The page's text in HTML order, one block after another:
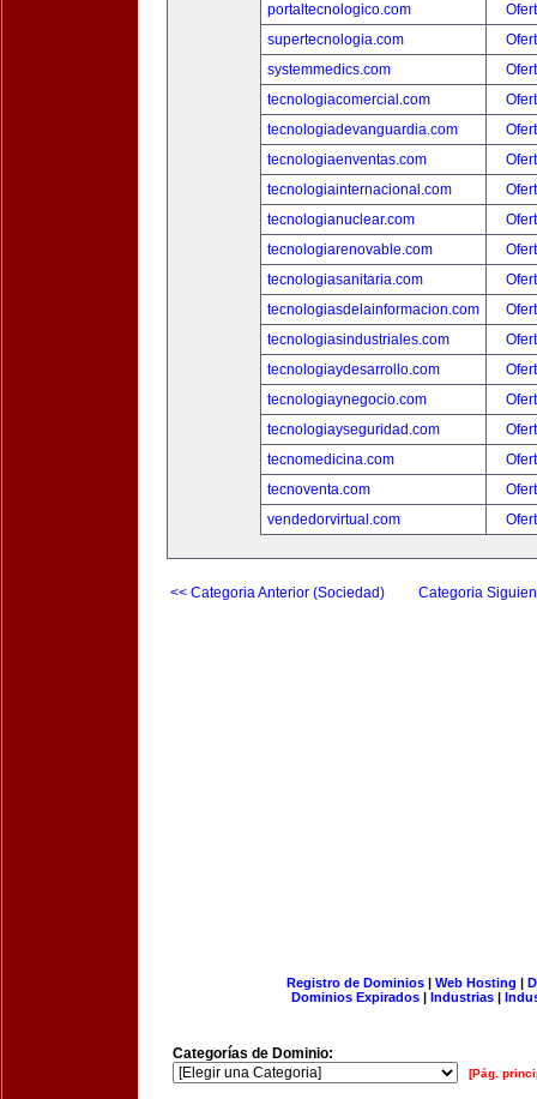
portaltecnologico.com
supertecnologia.com
systemmedics.com
tecnologiacomercial.com
tecnologiadevanguardia.com
tecnologiaenventas.com
tecnologiainternacional.com
tecnologianuclear.com
tecnologiarenovable.com
tecnologiasanitaria.com
tecnologiasdelainformacion.com
tecnologiasindustriales.com
tecnologiaydesarrollo.com
tecnologiaynegocio.com
tecnologiayseguridad.com
tecnomedicina.com
tecnoventa.com
vendedorvirtual.com
<< Categoria Anterior (Sociedad) Categoria
Registro de Dominios| Web Hosting |
Dominios Expirados | Industrias |
Categorías de Dominio:
[Pág.